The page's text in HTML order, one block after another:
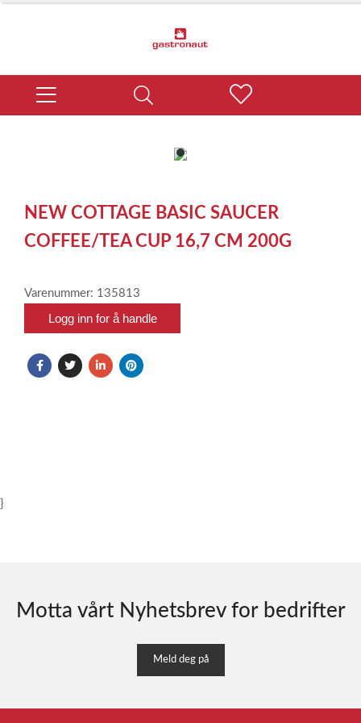
item
of
1
NEW COTTAGE BASIC SAUCER
COFFEE/TEA CUP 16,7 CM 200G
Varenummer: 135813
Logg inn for å handle
}
Motta vårt Nyhetsbrev for bedrifter
Meld deg på